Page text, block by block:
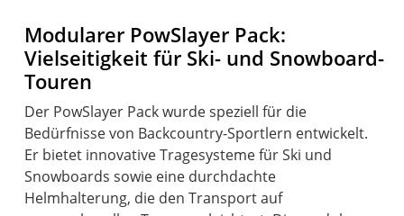
Modularer PowSlayer Pack:
Vielseitigkeit für Ski- und Snowboard-
Touren
Der PowSlayer Pack wurde speziell für die
Bedürfnisse von Backcountry-Sportlern entwickelt.
Er bietet innovative Tragesysteme für Ski und
Snowboards sowie eine durchdachte
Helmhalterung, die den Transport auf